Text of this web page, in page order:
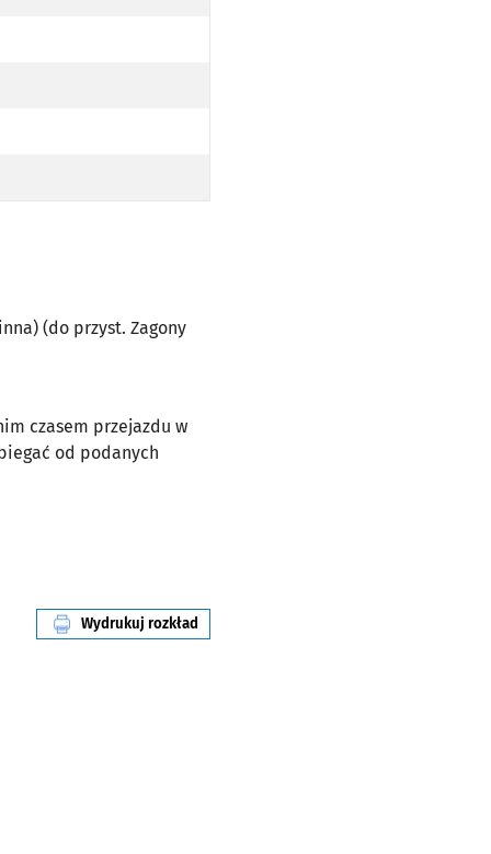
(DO PRZYST. ZAGONY PO TRASIE)
(DO PRZYST. ZAGONY PO TRASIE)
(ROŚLINNA) (DO PRZYST. ZAGONY PO TRASIE)
(DO PRZYST. ZAGONY PO TRASIE)
(DO PRZYST. ZAGONY PO TRASIE)
(do przyst. Zagony
czasem przejazdu w
od podanych
Wydrukuj rozkład
linii nr 122